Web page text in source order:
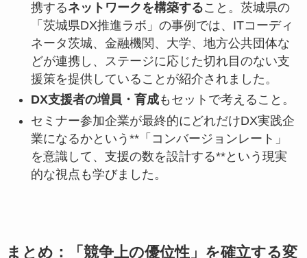
携するネットワークを構築すること。茨城県の
「茨城県DX推進ラボ」の事例では、ITコーディ
ネータ茨城、金融機関、大学、地方公共団体な
どが連携し、ステージに応じた切れ目のない支
援策を提供していることが紹介されました。
DX支援者の増員・育成もセットで考えること。
セミナー参加企業が最終的にどれだけDX実践企
業になるかという**「コンバージョンレート」
を意識して、支援の数を設計する**という現実
的な視点も学びました。
まとめ：「競争上の優位性」を確立する変